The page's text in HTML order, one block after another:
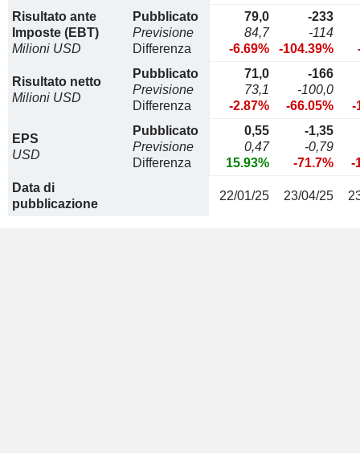
Risultato ante
Imposte (EBT)
Milioni USD
Pubblicato
Previsione
Differenza
79,0
84,7
-6.69%
-233
-114
-104.39%
Risultato netto
Milioni USD
Pubblicato
Previsione
Differenza
71,0
73,1
-2.87%
-166
-100,0
-66.05%
-
EPS
USD
Pubblicato
Previsione
Differenza
0,55
0,47
15.93%
-1,35
-0,79
-71.7%
-
Data di
pubblicazione
22/01/25 23/04/25